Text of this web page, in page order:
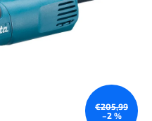
€205,99
–2 %